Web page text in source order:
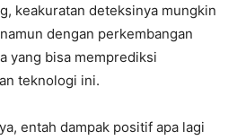
keakuratan deteksinya mungkin
dengan perkembangan
yang bisa memprediksi
teknologi ini.
entah dampak positif apa lagi